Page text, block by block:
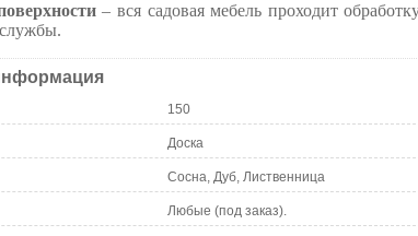
– вся садовая мебель проходит
150
Доска
Сосна, Дуб, Лиственница
Любые (под заказ).